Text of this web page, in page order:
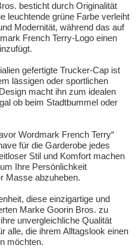
besticht durch Originalität
leuchtende grüne Farbe verleiht
Modernität, während das auf
French Terry-Logo einen
gefertigte Trucker-Cap ist
lässigen oder sportlichen
macht ihn zum idealen
ob beim Stadtbummel oder
Wordmark French Terry“
für die Garderobe jedes
Stil und Komfort machen
Ihre Persönlichkeit
Masse abzuheben.
diese einzigartige und
Marke Goorin Bros. zu
unvergleichliche Qualität
alle, die ihrem Alltagslook einen
möchten.